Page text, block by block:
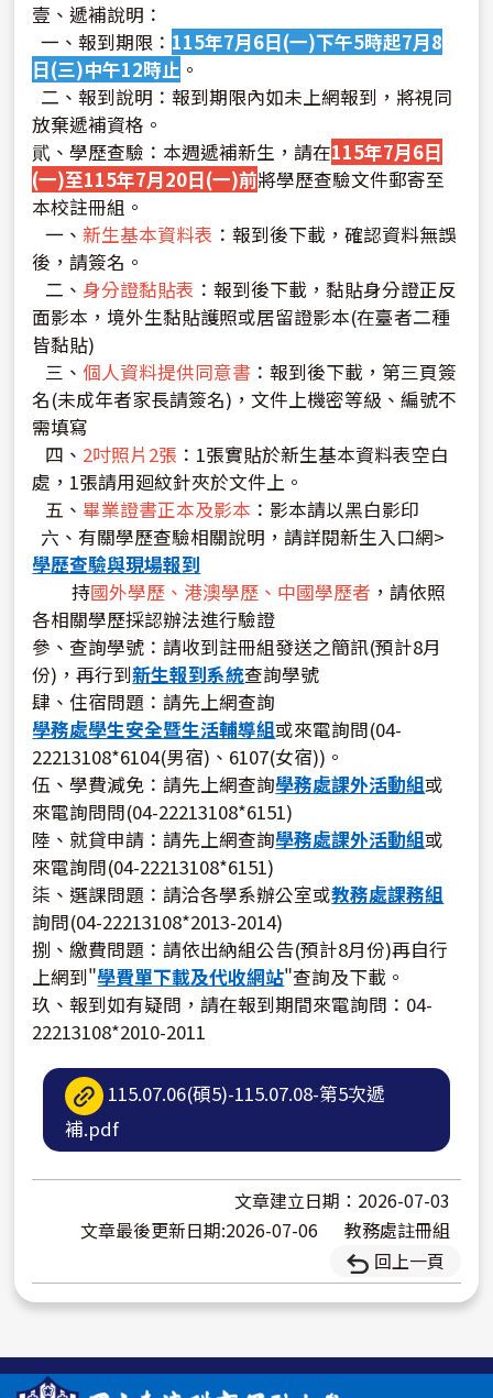
壹、遞補說明：
一、報到期限： 115年7月6日(一)下午5時起7月8
日(三)中午12時止 。
二、報到說明：報到期限內如未上網報到，將視同
放棄遞補資格。
貮、學歷查驗：本週遞補新生，請在115年7月6日
(一)至115年7月20日(一)前將學歷查驗文件郵寄至
本校註冊組。
一、新生基本資料表 ：報到後下載，確認資料無誤
後，請簽名。
二、 身分證黏貼表 ：報到後下載，黏貼身分證正反
面影本，境外生黏貼護照或居留證影本(在臺者二種
皆黏貼)
三、個人資料提供同意書 ：報到後下載，第三頁簽
名(未成年者家長請簽名)，文件上機密等級、編號不
需填寫
四、 2吋照片2張 ：1張實貼於新生基本資料表空白
處，1張請用廻紋針夾於文件上。
五、畢業證書正本及影本 ：影本請以黑白影印
六、有關學歷查驗相關說明，請詳閱新生入口網>
學歷查驗與現場報到
持國外學歷、港澳學歷、中國學歷者 ，請依照
各相關學歷採認辦法進行驗證
參、查詢學號：請收到註冊組發送之簡訊(預計8月
份)，再行到新生報到系統查詢學號
肆、住宿問題：請先上網查詢
學務處學生安全暨生活輔導組或來電詢問(04-
22213108*6104(男宿)、6107(女宿))。
伍、學費減免：請先上網查詢學務處課外活動組或
來電詢問問(04-22213108*6151)
陸、就貸申請：請先上網查詢學務處課外活動組或
來電詢問(04-22213108*6151)
柒、選課問題：請洽各學系辦公室或教務處課務組
詢問(04-22213108*2013-2014)
捌、繳費問題：請依出納組公告(預計8月份)再自行
上網到"學費單下載及代收網站"查詢及下載。
玖、報到如有疑問，請在報到期間來電詢問：04-
22213108*2010-2011
115.07.06(碩5)-115.07.08-第5次遞
補.pdf
文章建立日期：2026-07-03
文章最後更新日期:2026-07-06
教務處註冊組
回上一頁